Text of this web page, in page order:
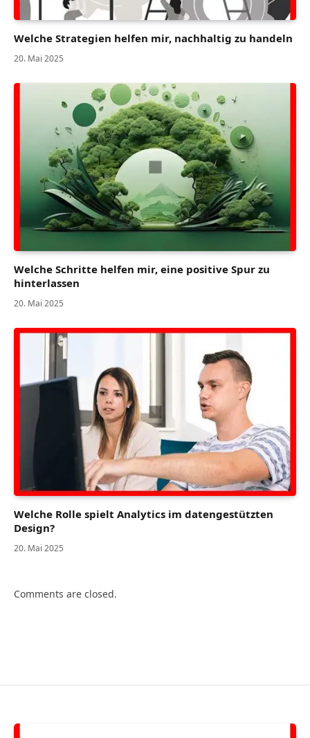
Welche Strategien helfen mir, nachhaltig zu handeln
20. Mai 2025
Welche Schritte helfen mir, eine positive Spur zu
hinterlassen
20. Mai 2025
Welche Rolle spielt Analytics im datengestützten
Design?
20. Mai 2025
Comments are closed.